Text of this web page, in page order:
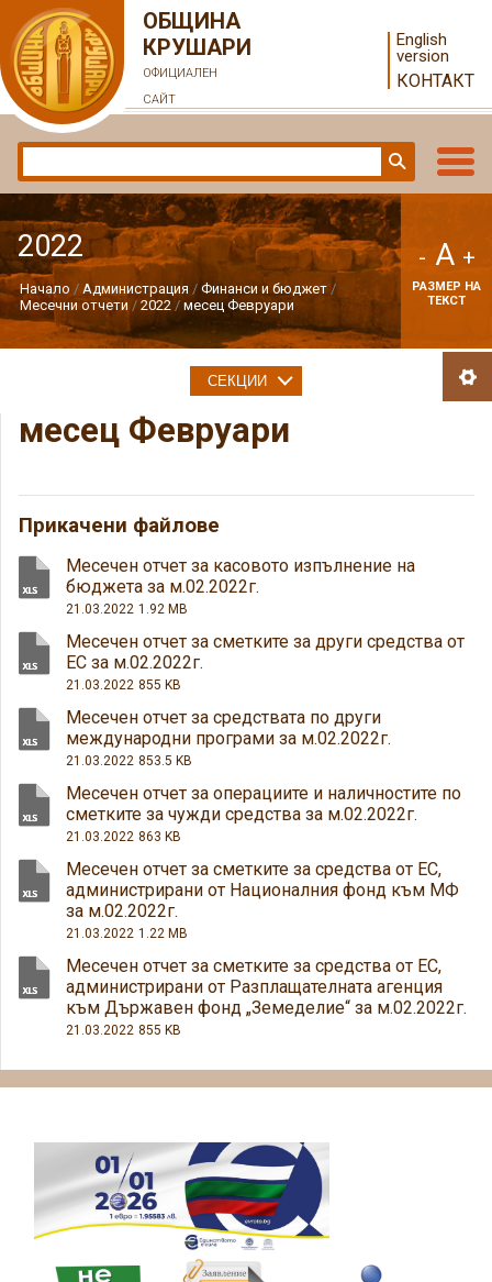
ОБЩИНА
КРУШАРИ
ОФИЦИАЛЕН
САЙТ
English
version
КОНТАКТ
2022
Начало Администрация
Финанси и бюджет
Месечни отчети
2022 месец Февруари
- A +
РАЗМЕР НА
ТЕКСТ
месец Февруари
Прикачени файлове
Месечен отчет за касовото изпълнение на
бюджета за м.02.2022г.
21.03.2022 1.92 MB
Месечен отчет за сметките за други средства от
ЕС за м.02.2022г.
21.03.2022 855 KB
Месечен отчет за средствата по други
международни програми за м.02.2022г.
21.03.2022 853.5 KB
Месечен отчет за операциите и наличностите по
сметките за чужди средства за м.02.2022г.
21.03.2022 863 KB
Месечен отчет за сметките за средства от ЕС,
администрирани от Националния фонд към МФ
за м.02.2022г.
21.03.2022 1.22 MB
Месечен отчет за сметките за средства от ЕС,
администрирани от Разплащателната агенция
към Държавен фонд „Земеделие“ за м.02.2022г.
21.03.2022 855 KB
СЕКЦИИ